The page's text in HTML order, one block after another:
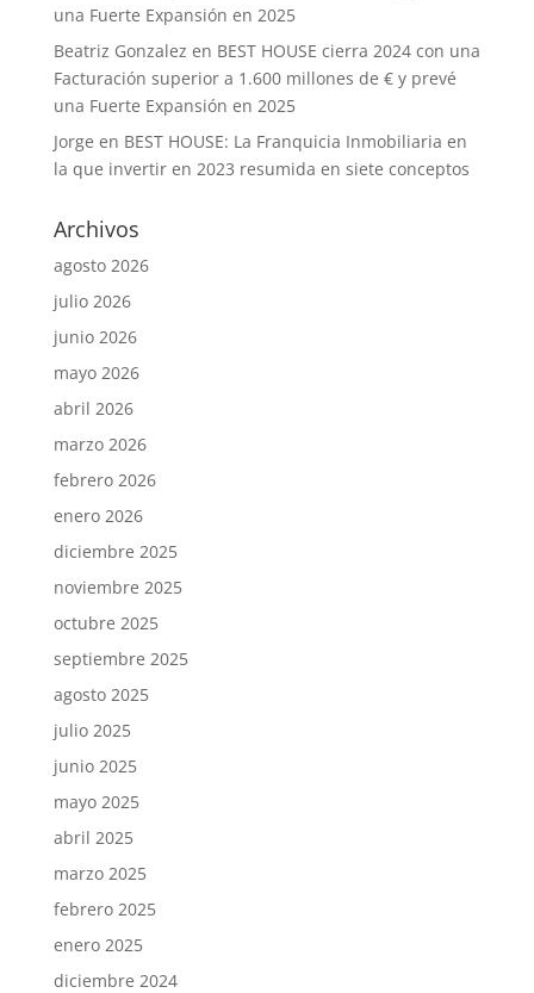
una Fuerte Expansión en 2025
Beatriz Gonzalez en BEST HOUSE cierra 2024 con una
Facturación superior a 1.600 millones de € y prevé
una Fuerte Expansión en 2025
Jorge en BEST HOUSE: La Franquicia Inmobiliaria en
la que invertir en 2023 resumida en siete conceptos
Archivos
agosto 2026
julio 2026
junio 2026
mayo 2026
abril 2026
marzo 2026
febrero 2026
enero 2026
diciembre 2025
noviembre 2025
octubre 2025
septiembre 2025
agosto 2025
julio 2025
junio 2025
mayo 2025
abril 2025
marzo 2025
febrero 2025
enero 2025
diciembre 2024